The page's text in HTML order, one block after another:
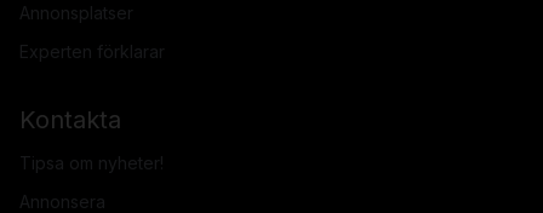
Annonsplatser
Experten förklarar
Kontakta
Tipsa om nyheter!
Annonsera